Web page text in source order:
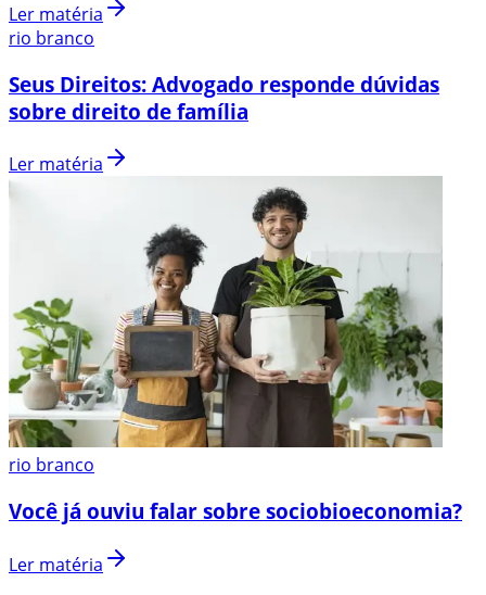
Ler matéria
rio branco
Seus Direitos: Advogado responde dúvidas
sobre direito de família
Ler matéria
rio branco
Você já ouviu falar sobre sociobioeconomia?
Ler matéria